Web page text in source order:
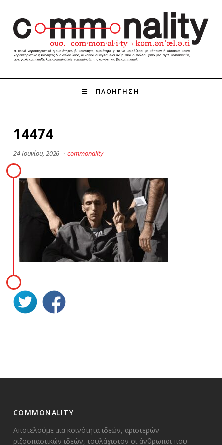
ΠΛΟΗΓΗΣΗ
14474
24 Ιουνίου, 2026 · commonality
COMMONALITY
Αποτελούμε μια κοινότητα ιδεών, αριστερών
ριζοσπαστικών ιδεών, τουλάχιστον οι άνθρωποι που